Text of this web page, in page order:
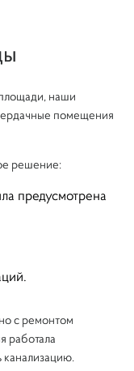
наши
помещения
решение:
предусмотрена
с ремонтом
работала